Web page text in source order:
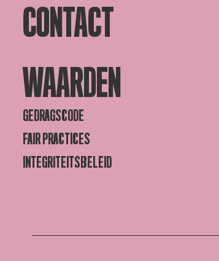
CONTACT
WAARDEN
GEDRAGSCODE
FAIR PRACTICES
INTEGRITEITSBELEID